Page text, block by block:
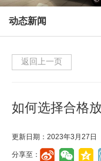
动态新闻
返回上一页
如何选择合格
更新日期：2023年3月27日
分享至：